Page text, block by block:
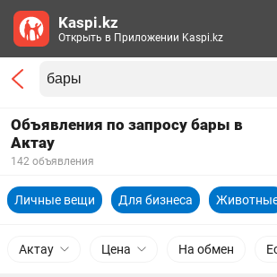
Объявления по запросу бары в
Актау
142 объявления
Личные вещи Для бизнеса
Актау Цена На обмен
Kaspi.kz
Открыть в Приложении Kaspi.kz